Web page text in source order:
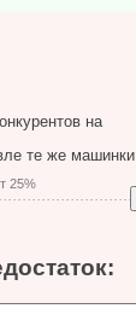
на
те же машинки
25%